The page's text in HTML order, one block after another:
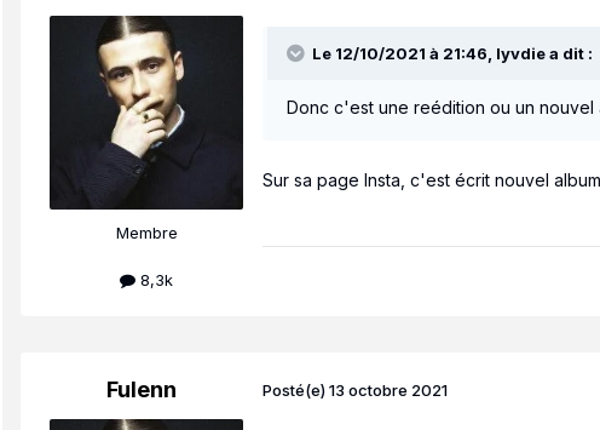
Membre
8,3k
Le 12/10/2021 à 21:46, lyvdiea dit :
Donc c'est une reédition ou un nouvel
Sur sa page Insta, c'est écrit nouvel
Fulenn Posté(e)13 octobre 2021